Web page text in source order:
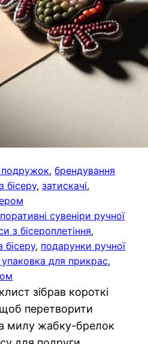
подружок, брендування
бісеру, затискачі
сувеніри ручної
з бісероплетіння
бісеру, подарунки ручної
для прикрас
зібрав короткі
перетворити
милу жабку-брелок